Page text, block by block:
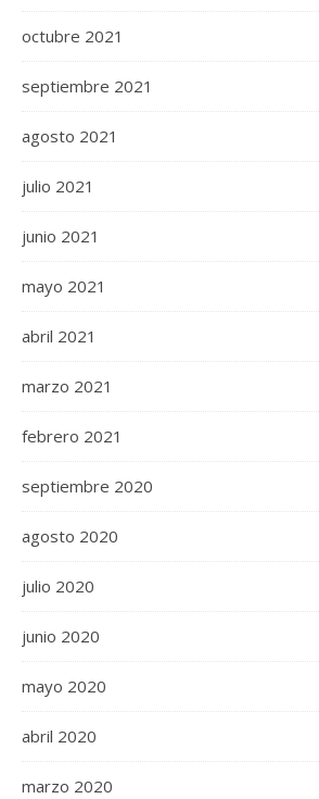
octubre 2021
septiembre 2021
agosto 2021
julio 2021
junio 2021
mayo 2021
abril 2021
marzo 2021
febrero 2021
septiembre 2020
agosto 2020
julio 2020
junio 2020
mayo 2020
abril 2020
marzo 2020